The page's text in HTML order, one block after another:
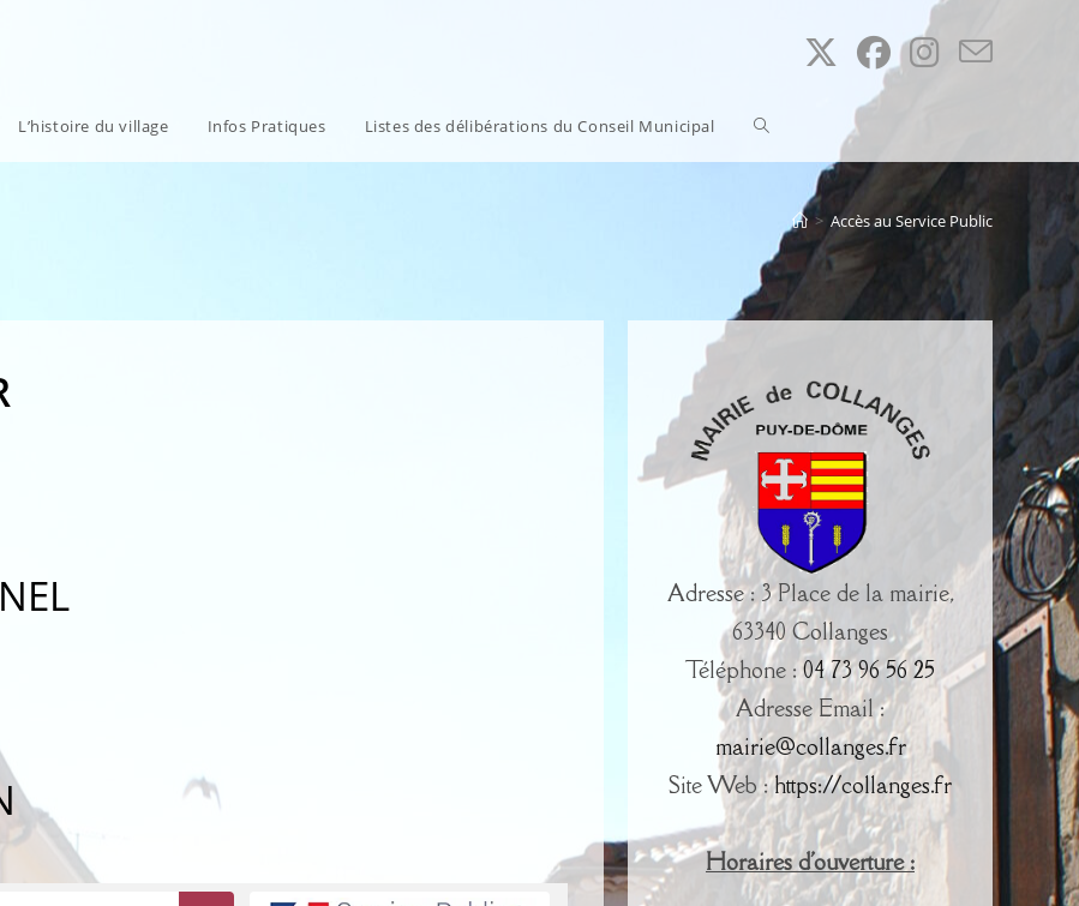
L’histoire du village Infos Pratiques Listes des délibérations du Conseil Municipal Toggle
website
search
> Accès au Service Public
Adresse : 3 Place de la mairie,
63340 Collanges
Téléphone : 04 73 96 56 25
Adresse Email :
mairie@collanges.fr
Site Web :https://collanges.fr
Horaires d'ouverture :